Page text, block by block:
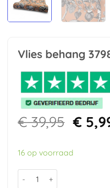
Vlies behang
€39,95
prijs
was:
€
16 op voorraad
Vlies behang 37982-4 A.s.